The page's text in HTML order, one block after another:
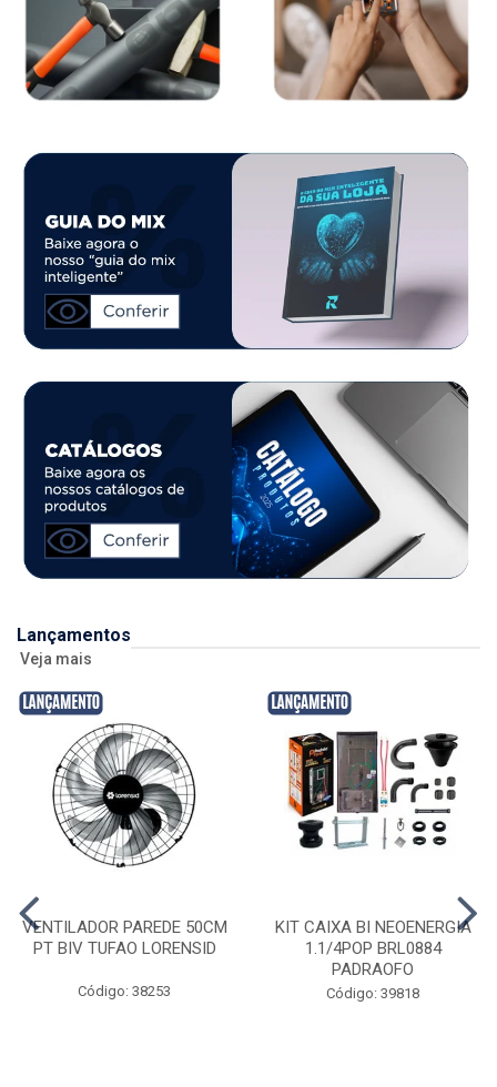
Lançamentos
Veja mais
VENTILADOR PAREDE 50CM
PT BIV TUFAO LORENSID
Código: 38253
KIT CAIXA BI NEOENERGIA
1.1/4POP BRL0884
PADRAOFO
Código: 39818